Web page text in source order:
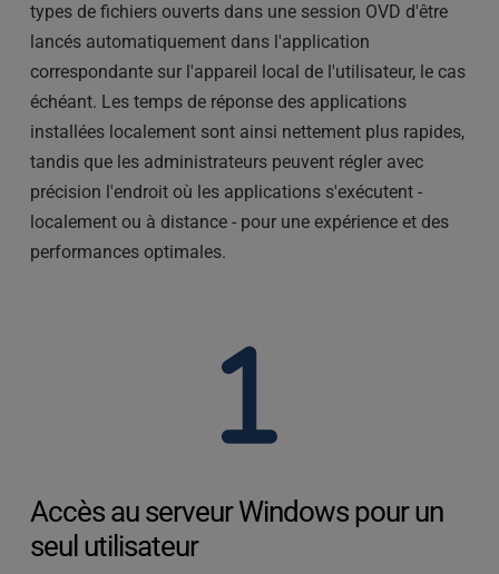
types de fichiers ouverts dans une session OVD d'être
lancés automatiquement dans l'application
correspondante sur l'appareil local de l'utilisateur, le cas
échéant. Les temps de réponse des applications
installées localement sont ainsi nettement plus rapides,
tandis que les administrateurs peuvent régler avec
précision l'endroit où les applications s'exécutent -
localement ou à distance - pour une expérience et des
performances optimales.
Accès au serveur Windows pour un
seul utilisateur